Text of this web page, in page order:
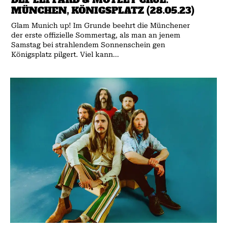
MÜNCHEN, KÖNIGSPLATZ (28.05.23)
Glam Munich up! Im Grunde beehrt die Münchener
der erste offizielle Sommertag, als man an jenem
Samstag bei strahlendem Sonnenschein gen
Königsplatz pilgert. Viel kann...